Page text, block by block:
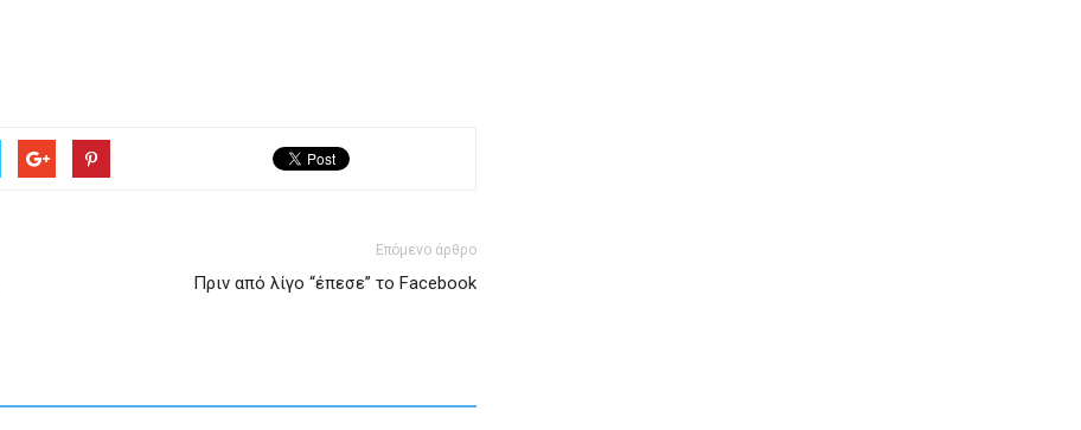
Επόμενο άρθρο
Πριν από λίγο “έπεσε” το Facebook